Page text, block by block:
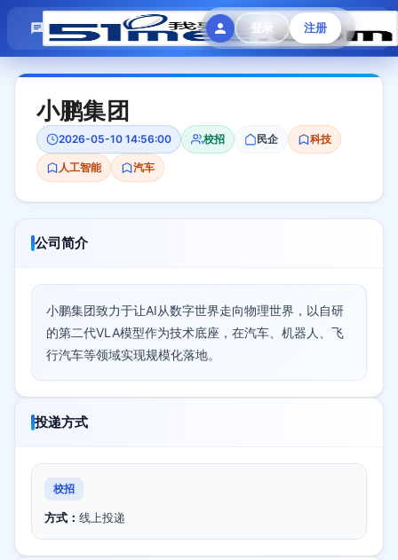
登录 注册
模拟面试 题目大全 招聘中心 会员专区
小鹏集团
2026-05-10 14:56:00 校招 民企 科技
人工智能 汽车
公司简介
小鹏集团致力于让AI从数字世界走向物理世界，以自研
的第二代VLA模型作为技术底座，在汽车、机器人、飞
行汽车等领域实现规模化落地。
投递方式
校招
方式： 线上投递